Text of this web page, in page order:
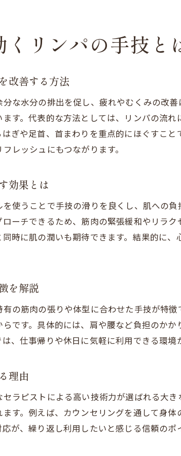
メンズも満足のリンパマッサージ
肩こり改善に役立つ手技のポイント
リンパマッサージが肩こりに効
オイルリンパマッサージの肩こ
中央区の施術で肩こりをスッキ
肩こりに悩むメンズにもおすすめ
このエリアで理想のリンパケアを見
札幌市南北線沿線で理想のリン
中央区や駅近で自分に合うリン
アクセス良好なリンパケアサロ
リンパの手技と
改善する方法
な水分の排出を促し、疲れやむくみの改
す。代表的な方法としては、リンパの流
ぎや足首、首まわりを重点的にほぐすこ
レッシュにもつながります。
効果とは
使うことで手技の滑りを良くし、肌への
ーチできるため、筋肉の緊張緩和やリラ
時に肌の潤いも期待できます。結果的に
を解説
の筋肉の張りや体型に合わせた手技が特
です。具体的には、肩や腰など負担のか
、仕事帰りや休日に気軽に利用できる環境
理由
ラピストによる高い技術力が選ばれる大
す。例えば、カウンセリングを通して身
が、繰り返し利用したいと感じる信頼のポ